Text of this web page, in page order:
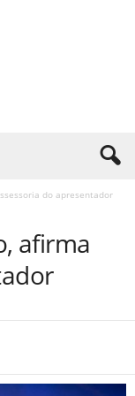
do apresentador
afirma